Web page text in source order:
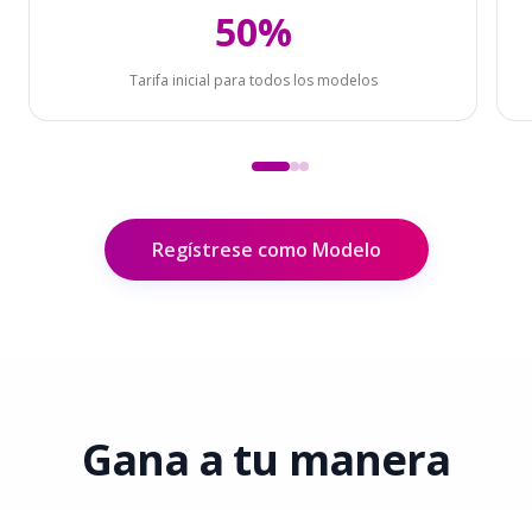
50%
Tarifa inicial para todos los modelos
Regístrese como Modelo
Gana a tu manera